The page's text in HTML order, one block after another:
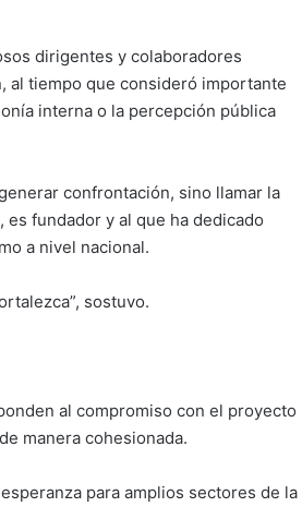
dirigentes y colaboradores
al tiempo que consideró importante
interna o la percepción pública
confrontación, sino llamar la
fundador y al que ha dedicado
a nivel nacional.
sostuvo.
al compromiso con el proyecto
manera cohesionada.
para amplios sectores de la